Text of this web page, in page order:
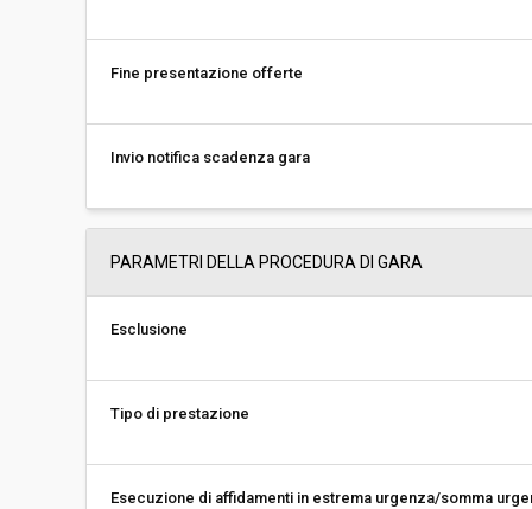
Fine presentazione offerte
Invio notifica scadenza gara
PARAMETRI DELLA PROCEDURA DI GARA
Esclusione
Tipo di prestazione
Esecuzione di affidamenti in estrema urgenza/somma